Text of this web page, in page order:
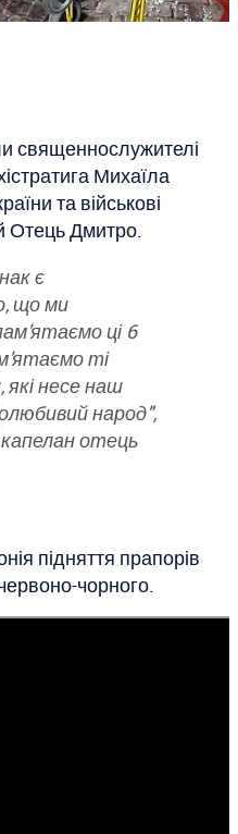
священнослужителі
Михаїла
та військові
Отець Дмитро.
є
що ми
ці 6
ті
несе наш
народ",
капелан отець
підняття прапорів
чорного.